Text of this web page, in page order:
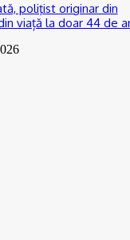
poliţist originar din
viață la doar 44 de